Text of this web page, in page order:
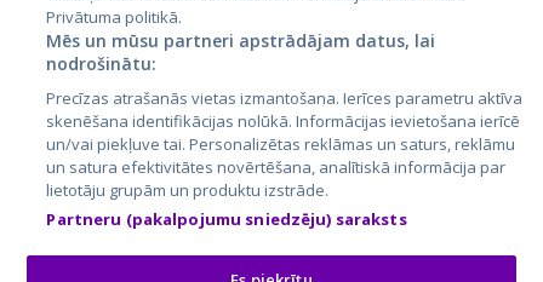
City24.lv
City24.ee
GetaPro.lv
GetaPro.ee
Skelbiu.lt
Autoplius.lt
Aruodas.lt
CVbankas.lt
Kainos.lt
Paslaugos.lt
auto24.ee
Osta.ee
KuldneBörs.ee
Privātuma politikā.
Mēs un mūsu partneri apstrādājam datus, lai
nodrošinātu:
Precīzas atrašanās vietas izmantošana. Ierīces parametru aktīva
skenēšana identifikācijas nolūkā. Informācijas ievietošana ierīcē
un/vai piekļuve tai. Personalizētas reklāmas un saturs, reklāmu
un satura efektivitātes novērtēšana, analītiskā informācija par
lietotāju grupām un produktu izstrāde.
Partneru (pakalpojumu sniedzēju) saraksts